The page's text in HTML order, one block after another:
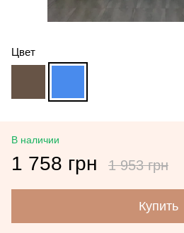
Цвет
В наличии
1 758 грн 1 953 грн
Купить